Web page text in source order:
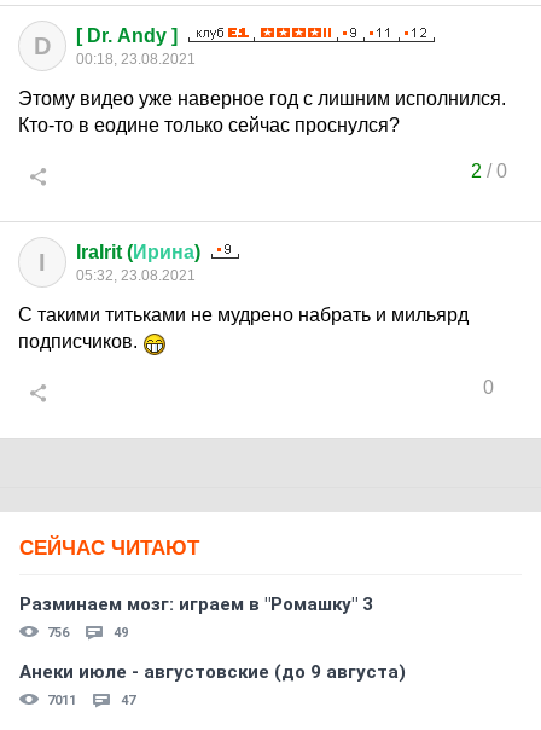
D [ Dr. Andy ]
00:18, 23.08.2021
Этому видео уже наверное год с лишним исполнился.
Кто-то в еодине только сейчас проснулся?
2 /0
I IraIrit (Ирина)
05:32, 23.08.2021
С такими титьками не мудрено набрать и мильярд
подписчиков.
0
СЕЙЧАС ЧИТАЮТ
Разминаем мозг: играем в "Ромашку" 3
756 49
Анеки июле - августовские (до 9 августа)
7011 47